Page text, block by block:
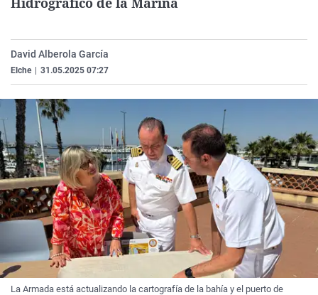
Gente viajera
Retornados
Operación Viuda
Galicia
Navarra
País Vasco
Televisión
David Alberola García
Elche 31.05.2025 07:27
La Armada está actualizando la cartografía de la bahía y el puerto de